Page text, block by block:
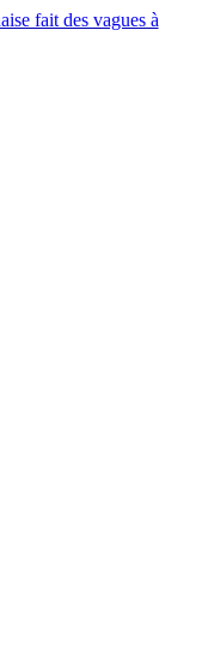
fait des vagues à